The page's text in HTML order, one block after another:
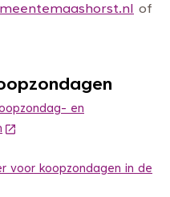
of
en
(Deze link gaat naar een
voor koopzondagen in de